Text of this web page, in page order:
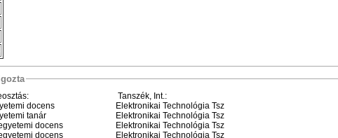
Tanszék, Int.:
docens
Elektronikai Technológia Tsz
tanár
Elektronikai Technológia Tsz
docens
Elektronikai Technológia Tsz
docens
Elektronikai Technológia Tsz